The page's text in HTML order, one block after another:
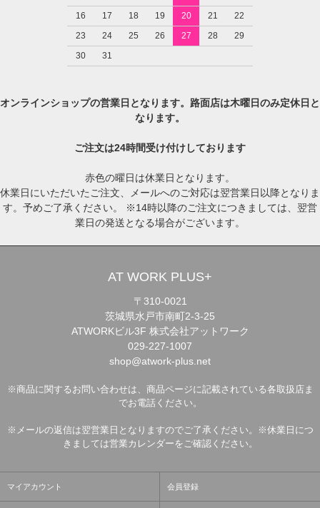
16
17 18 19 20 21
22
23
24 25 26 27 28
29
30
31
オンラインショップの営業日となります。路面店は木曜日のみ定休日と
なります。
ご注文は24時間受け付けしております
赤色の曜日は休業日となります。
休業日にいただいたご注文、メールへのご対応は翌営業日以降となりま
す。予めご了承ください。 ※14時以降のご注文につきましては、翌営
業日の発送となる場合がございます。
AT WORK PLUS+
〒310-0021
茨城県水戸市南町2-3-25
ATWORKビル3F 株式会社アットワーク
029-227-1007
shop@atwork-plus.net
※商品に関するお問い合わせは、商品ページに記載されている各取扱店ま
でお電話ください。
※メールの返信は翌営業日となりますのでご了承ください。※休業日につ
きましては営業カレンダーをご確認ください。
マイアカウント 会員登録